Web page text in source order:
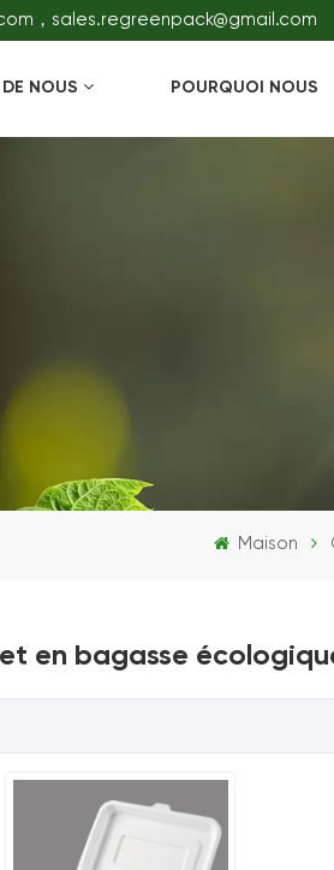
，sales.regreenpack@gmail.com
NOUS POURQUOI NOUS
Maison
en bagasse